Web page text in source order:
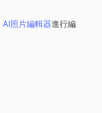
AI照片編輯器進行編